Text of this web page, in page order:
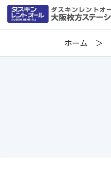
ホーム